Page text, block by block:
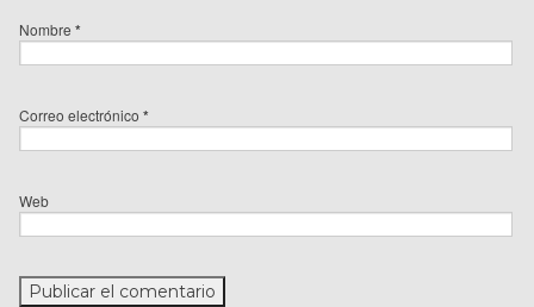
Nombre *
Correo electrónico *
Web